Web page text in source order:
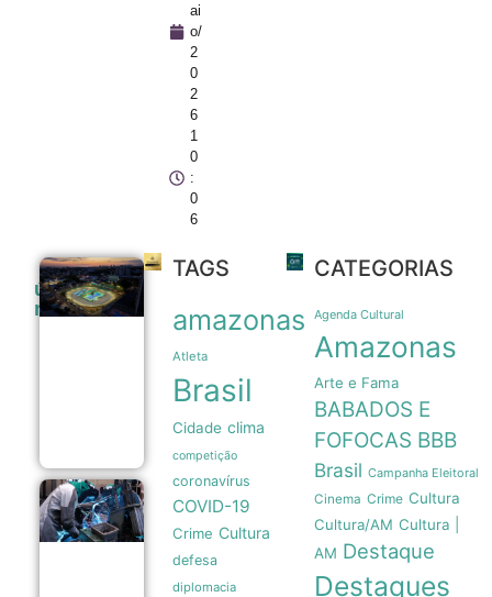
ai
o/
2
0
2
6
1
0
:
0
6
últimas
noticias
Prefeitura
entrega
Velódromo
Professora
Alzira
Campos
totalmente
05/08
Taxa Selic
em 14% ao
ano é
insuficiente
para
impulsionar
TAGS
amazonas
Atleta
Brasil
Cidade clima
competição
coronavírus
COVID-19
Crime Cultura
defesa
diplomacia
CATEGORIAS
Agenda Cultural
Amazonas
Arte e Fama
BABADOS E
FOFOCAS BBB
Brasil Campanha Eleitoral
Cinema Crime Cultura
Cultura/AM Cultura |
AM Destaque
Destaques